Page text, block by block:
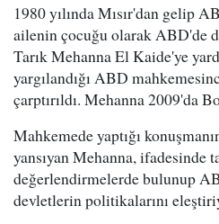
1980 yılında Mısır'dan gelip
ailenin çocuğu olarak ABD'de
Tarık Mehanna El Kaide'ye
yargılandığı ABD
çarptırıldı. Mehanna 2009'da
Mahkemede yaptığı
yansıyan Mehanna, ifadesinde
değerlendirmelerde bulunup
devletlerin politikalarını